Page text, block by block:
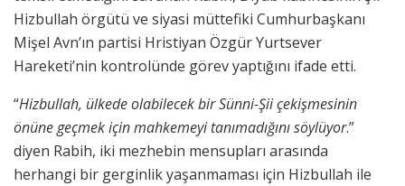
Hizbullah örgütü ve siyasi müttefiki Cumhurbaşkanı
Mişel Avn’ın partisi Hristiyan Özgür Yurtsever
Hareketi’nin kontrolünde görev yaptığını ifade etti.
“Hizbullah, ülkede olabilecek bir Sünni-Şii çekişmesinin
önüne geçmek için mahkemeyi tanımadığını söylüyor.”
diyen Rabih, iki mezhebin mensupları arasında
herhangi bir gerginlik yaşanmaması için Hizbullah ile